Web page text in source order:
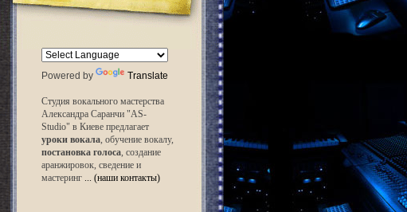
Powered by Translate
Студия вокального мастерства
Александра Саранчи "AS-
Studio" в Киеве предлагает
уроки вокала, обучение вокалу,
постановка голоса, создание
аранжировок, сведение и
мастеринг ... (наши контакты)